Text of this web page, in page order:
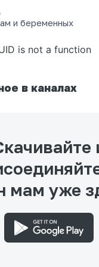
и беременных
странице
is not a function
в каналах
мам уже